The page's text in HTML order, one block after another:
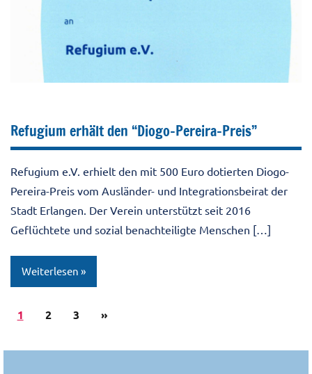
Refugium erhält den “Diogo-Pereira-Preis”
Refugium e.V. erhielt den mit 500 Euro dotierten Diogo-
Pereira-Preis vom Ausländer- und Integrationsbeirat der
Stadt Erlangen. Der Verein unterstützt seit 2016
Geflüchtete und sozial benachteiligte Menschen […]
Weiterlesen
Aktuell
Seitennummerierung
Beiträge
1 2 3
Nächste
»